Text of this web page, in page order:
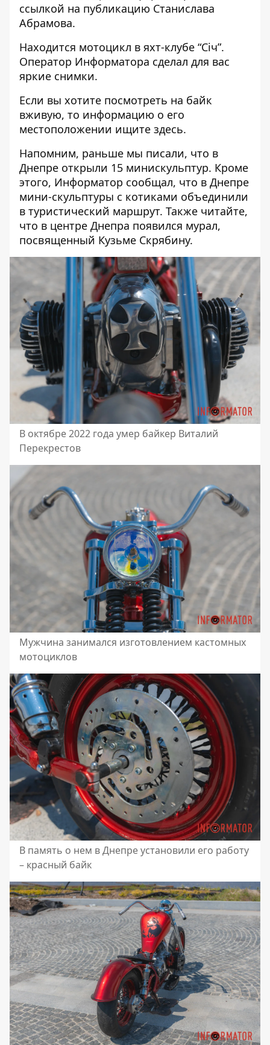
ссылкой на публикацию Станислава
Абрамова.
Находится мотоцикл в яхт-клубе “Січ”.
Оператор Информатора сделал для вас
яркие снимки.
Если вы хотите посмотреть на байк
вживую, то информацию о его
местоположении ищите здесь.
Напомним, раньше мы писали, что в
Днепре открыли 15 минискульптур. Кроме
этого, Информатор сообщал, что в Днепре
мини-скульптуры с котиками объединили
в туристический маршрут. Также читайте,
что в центре Днепра появился мурал,
посвященный Кузьме Скрябину.
В октябре 2022 года умер байкер Виталий
Перекрестов
Мужчина занимался изготовлением кастомных
мотоциклов
В память о нем в Днепре установили его работу
– красный байк